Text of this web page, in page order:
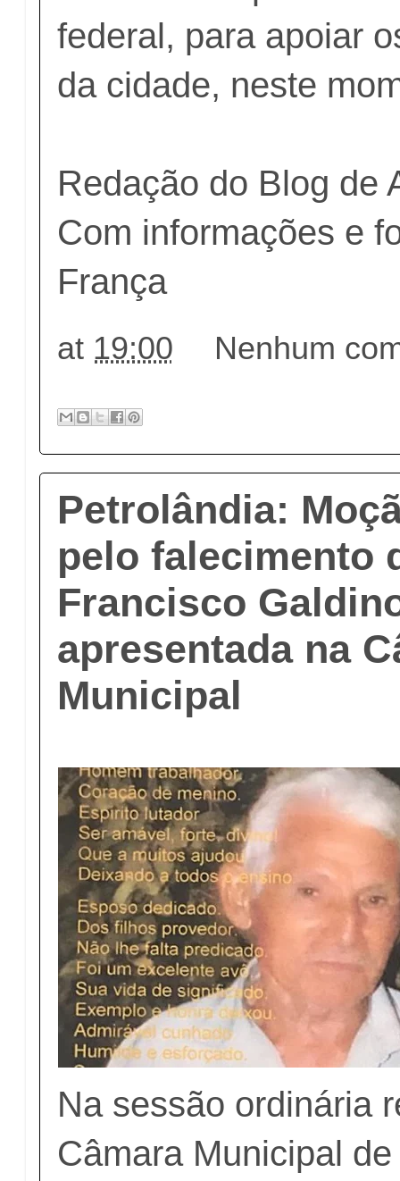
federal, para apoiar
da cidade, neste
Redação do Blog de
Com informações e
França
at 19:00 Nenhum
Petrolândia:
pelo falecimento
Francisco
apresentada na
Municipal
Na sessão ordinária
Câmara Municipal